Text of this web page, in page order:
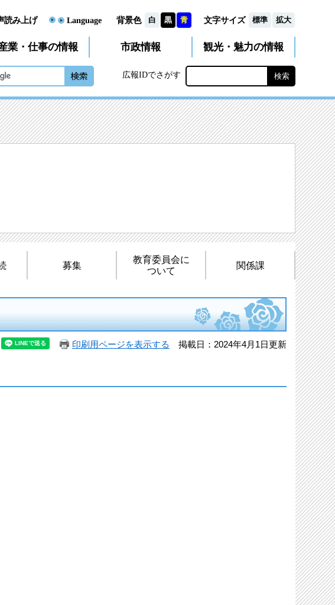
読み上げ Language 背景色 白 黒 青 文字サイズ 標準 拡大
業・仕事の情報 市政情報 観光・魅力の情報
広報IDでさがす
募集
教育委員会に
ついて
関係課
印刷用ページを表示する 掲載日：2024年4月1日更新